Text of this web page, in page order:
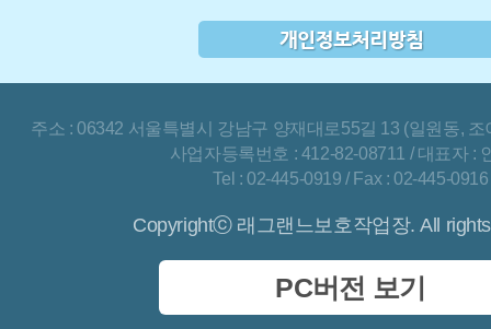
주소 : 06342 서울특별시 강남구 양재대로55길 13 (일원동,
사업자등록번호 : 412-82-08711 / 대표자 :
Tel : 02-445-0919 / Fax : 02-445-0916
Copyrightⓒ 래그랜느보호작업장. All
PC버전 보기